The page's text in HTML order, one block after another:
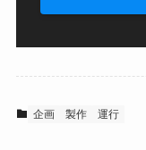
企画 製作 運行